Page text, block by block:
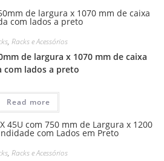
, Racks e Acessórios
de largura x 1070 mm de caixa
com lados a preto
Read more
, Racks e Acessórios